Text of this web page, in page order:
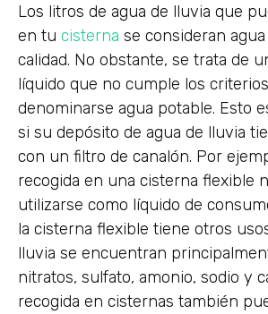
Los litros de agua de lluvia que
en tu cisterna se consideran
calidad. No obstante, se trata de
líquido que no cumple los
denominarse agua potable. Esto
si su depósito de agua de lluvia
con un filtro de canalón. Por
recogida en una cisterna flexible
utilizarse como líquido de
la cisterna flexible tiene otros
lluvia se encuentran
nitratos, sulfato, amonio, sodio y
recogida en cisternas también